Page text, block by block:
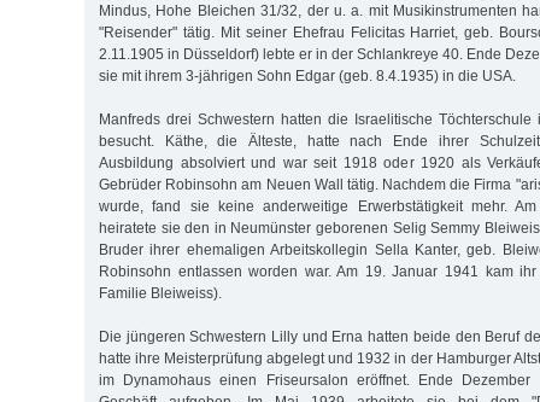
Mindus, Hohe Bleichen 31/32, der u. a. mit Musikinstrumenten
"Reisender" tätig. Mit seiner Ehefrau Felicitas Harriet, geb.
2.11.1905 in Düsseldorf) lebte er in der Schlankreye 40. Ende
sie mit ihrem 3-jährigen Sohn Edgar (geb. 8.4.1935) in die USA.
Manfreds drei Schwestern hatten die Israelitische
besucht. Käthe, die Älteste, hatte nach Ende ihrer
Ausbildung absolviert und war seit 1918 oder 1920 als
Gebrüder Robinsohn am Neuen Wall tätig. Nachdem die Firma
wurde, fand sie keine anderweitige Erwerbstätigkeit mehr.
heiratete sie den in Neumünster geborenen Selig Semmy
Bruder ihrer ehemaligen Arbeitskollegin Sella Kanter, geb.
Robinsohn entlassen worden war. Am 19. Januar 1941 kam
Familie Bleiweiss).
Die jüngeren Schwestern Lilly und Erna hatten beide den Beruf
hatte ihre Meisterprüfung abgelegt und 1932 in der Hamburger
im Dynamohaus einen Friseursalon eröffnet. Ende